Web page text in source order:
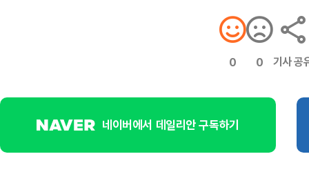
0 0 기사 공
네이버에서 데일리안 구독하기